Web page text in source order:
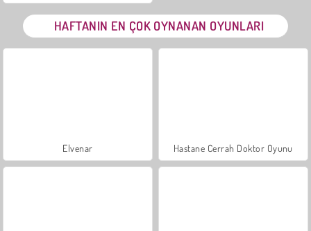
HAFTANIN EN ÇOK OYNANAN OYUNLARI
Elvenar Hastane Cerrah Doktor Oyunu